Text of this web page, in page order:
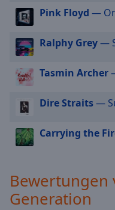
dialog
window.
Escape
cancel
Text
Opacity
Pink Floyd —
Ralphy Grey—
Tasmin Archer
Dire Straits—
Carrying the
Bewertungen
Generation